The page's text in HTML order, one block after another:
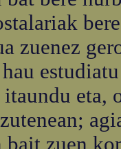
zuenez
itaundu
bait zuen